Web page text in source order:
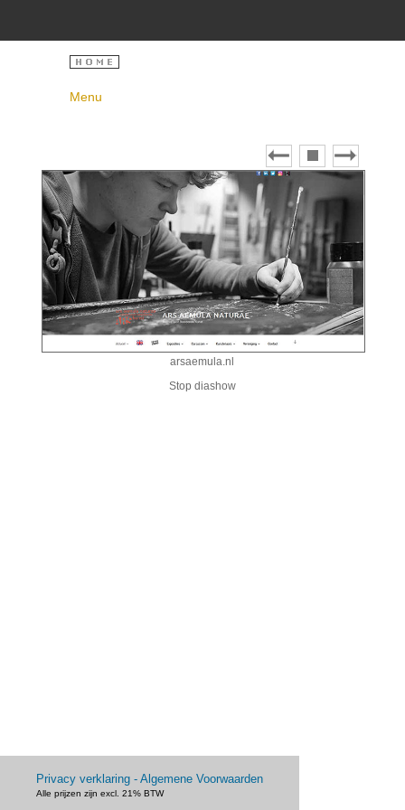
Menu
arsaemula.nl
Stop diashow
Privacy verklaring - Algemene Voorwaarden
Alle prijzen zijn excl. 21% BTW